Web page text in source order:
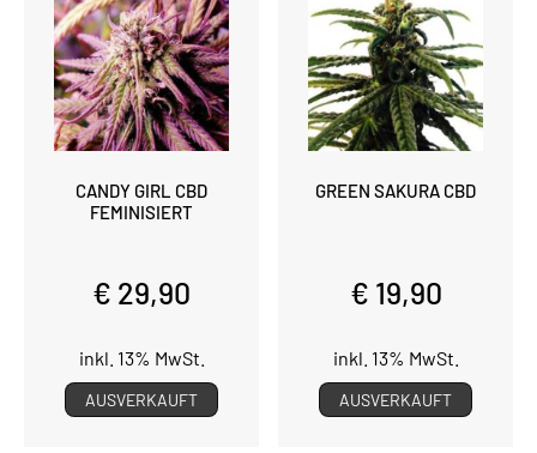
CANDY GIRL CBD
FEMINISIERT
€ 29,90
inkl. 13% MwSt.
AUSVERKAUFT
GREEN SAKURA CBD
€ 19,90
inkl. 13% MwSt.
AUSVERKAUFT